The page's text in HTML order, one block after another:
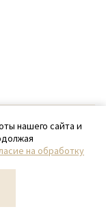
нашего сайта и
на обработку